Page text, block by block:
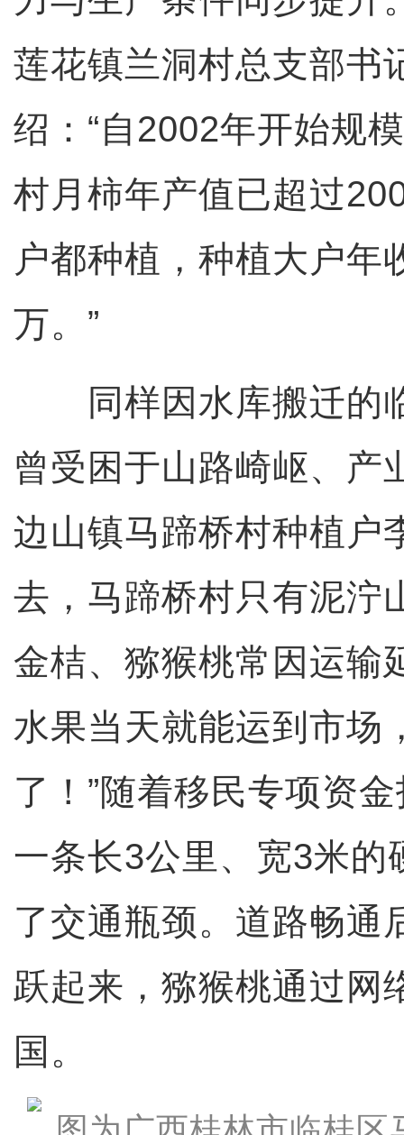
莲花镇兰洞村总支部书
绍：“自2002年开始规
村月柿年产值已超过
户都种植，种植大户年
万。”
同样因水库搬迁的
曾受困于山路崎岖、产
边山镇马蹄桥村种植户
去，马蹄桥村只有泥泞
金桔、猕猴桃常因运输
水果当天就能运到市场
了！”随着移民专项资
一条长3公里、宽3米的
了交通瓶颈。道路畅通
跃起来，猕猴桃通过网
国。